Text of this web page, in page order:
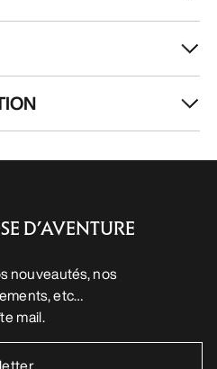
D’AVENTURE
nouveautés, nos
etc…
mail.